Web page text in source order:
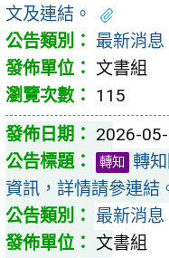
文及連結。
最新消息
文書組
115
2026-
轉知
轉
資訊，詳情請參連結
最新消息
文書組